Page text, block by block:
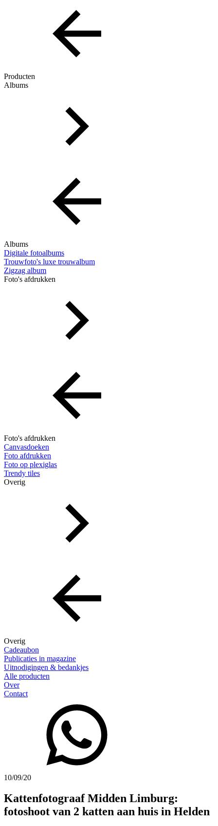
Producten
Albums
Albums
Digitale fotoalbums
Trouwfoto's luxe trouwalbum
Zigzag album
Foto's afdrukken
Foto's afdrukken
Canvasdoeken
Foto afdrukken
Foto op plexiglas
Trendy tiles
Overig
Overig
Cadeaubon
Publicaties in magazine
Uitnodigingen & bedankjes
Alle producten
Over
Contact
10/09/20
Kattenfotograaf Midden Limburg:
fotoshoot van 2 katten aan huis in Helden